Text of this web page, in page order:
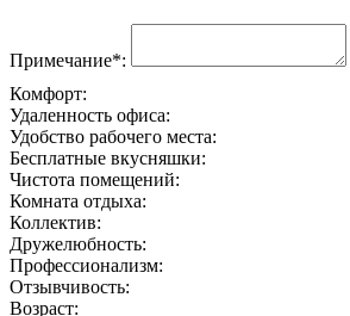
Примечание*:
Комфорт:
Удаленность офиса:
Удобство рабочего места:
Бесплатные вкусняшки:
Чистота помещений:
Комната отдыха:
Коллектив:
Дружелюбность:
Профессионализм:
Отзывчивость:
Возраст: